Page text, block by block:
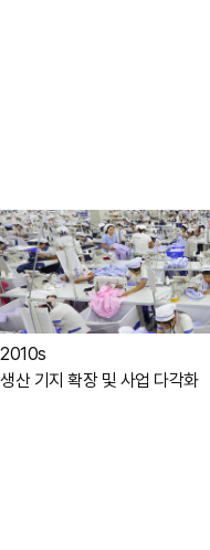
2010s
생산 기지 확장 및 사업 다각화